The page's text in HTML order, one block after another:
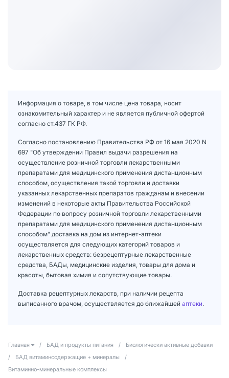
Информация о товаре, в том числе цена товара, носит
ознакомительный характер и не является публичной офертой
согласно ст.437 ГК РФ.
Согласно постановлению Правительства РФ от 16 мая 2020 N
697 "Об утверждении Правил выдачи разрешения на
осуществление розничной торговли лекарственными
препаратами для медицинского применения дистанционным
способом, осуществления такой торговли и доставки
указанных лекарственных препаратов гражданам и внесении
изменений в некоторые акты Правительства Российской
Федерации по вопросу розничной торговли лекарственными
препаратами для медицинского применения дистанционным
способом" доставка на дом из интернет-аптеки
осуществляется для следующих категорий товаров и
лекарственных средств: безрецептурные лекарственные
средства, БАДы, медицинские изделия, товары для дома и
красоты, бытовая химия и сопутствующие товары.
Доставка рецептурных лекарств, при наличии рецепта
выписанного врачом, осуществляется до ближайшей аптеки.
Главная / БАД и продукты питания /
Биологически активные добавки
/
БАД витаминсодержащие + минералы
/
Витаминно-минеральные комплексы